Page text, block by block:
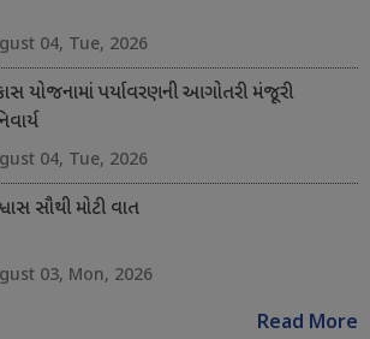
04, Tue, 2026
યોજનામાં પર્યાવરણની આગોતરી મંજૂરી
04, Tue, 2026
સૌથી મોટી વાત
03, Mon, 2026
Read More